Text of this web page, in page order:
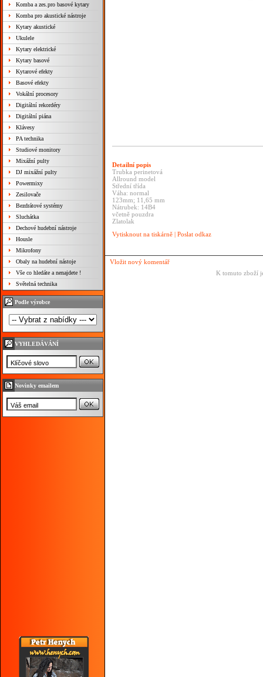
Komba a zes.pro basové kytary
Komba pro akustické nástroje
Kytary akustické
Ukulele
Kytary elektrické
Kytary basové
Kytarové efekty
Basové efekty
Vokální procesory
Digitální rekordéry
Digitální piána
Klávesy
PA technika
Studiové monitory
Mixážní pulty
DJ mixážní pulty
Powermixy
Zesilovače
Bezdrátové systémy
Sluchátka
Dechové hudební nástroje
Housle
Mikrofony
Obaly na hudební nástoje
Vše co hledáte a nenajdete !
Světelná technika
Podle výrobce
VYHLEDÁVÁNÍ
Novinky emailem
Detailní popis
Trubka perinetová
Allround model
Střední třída
Váha: normal
123mm; 11,65 mm
Nátrubek: 14B4
včetně pouzdra
Zlatolak
Vytisknout na tiskárně | Poslat odkaz
Vložit nový komentář
K tomuto zboží